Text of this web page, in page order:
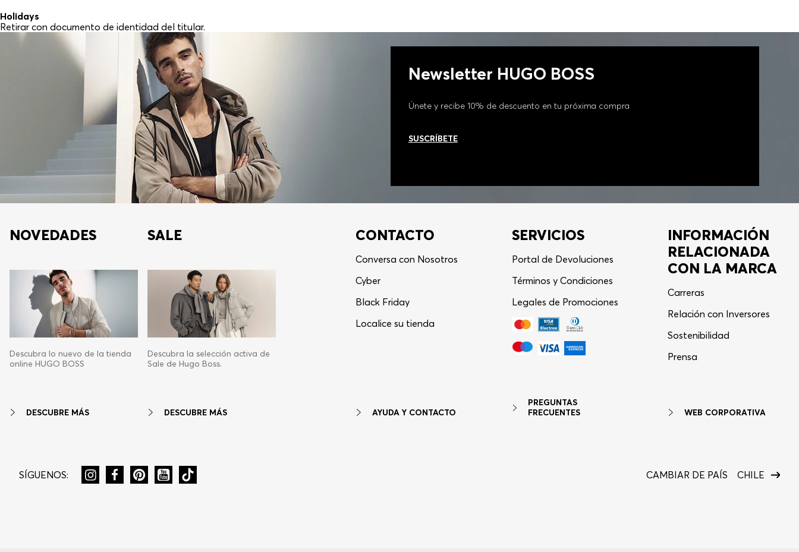
Holidays
Retirar con documento de identidad del titular.
Newsletter HUGO BOSS
Únete y recibe 10% de descuento en tu próxima compra
SUSCRÍBETE
NOVEDADES
Descubra lo nuevo de la tienda
online HUGO BOSS
DESCUBRE MÁS
SALE
Descubra la selección activa de
Sale de Hugo Boss.
DESCUBRE MÁS
CONTACTO
Conversa con Nosotros
Cyber
Black Friday
Localice su tienda
AYUDA Y CONTACTO
SERVICIOS
Portal de Devoluciones
Términos y Condiciones
Legales de Promociones
PREGUNTAS
FRECUENTES
INFORMACIÓN
RELACIONADA
CON LA MARCA
Carreras
Relación con Inversores
Sostenibilidad
Prensa
WEB CORPORATIVA
SÍGUENOS: CAMBIAR DE PAÍS CHILE